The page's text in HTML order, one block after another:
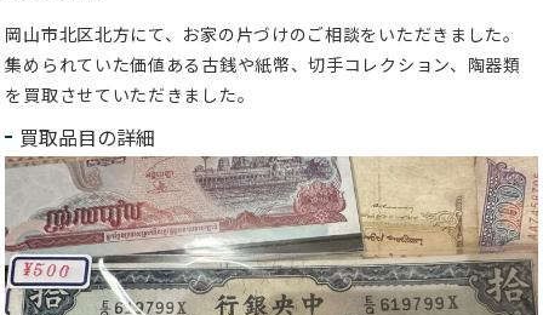
岡山市北区北方にて、お家の片づけのご相談をいただきました。
集められていた価値ある古銭や紙幣、切手コレクション、陶器類
を買取させていただきました。
買取品目の詳細